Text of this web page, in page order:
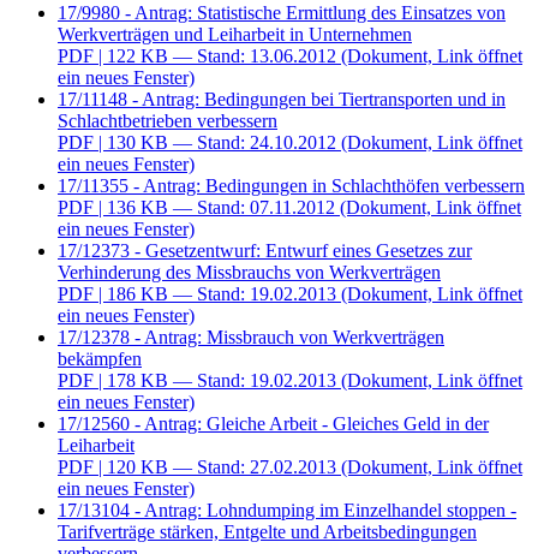
17/9980 - Antrag: Statistische Ermittlung des Einsatzes von
Werkverträgen und Leiharbeit in Unternehmen
PDF | 122 KB — Stand: 13.06.2012 (Dokument, Link öffnet
ein neues Fenster)
17/11148 - Antrag: Bedingungen bei Tiertransporten und in
Schlachtbetrieben verbessern
PDF | 130 KB — Stand: 24.10.2012 (Dokument, Link öffnet
ein neues Fenster)
17/11355 - Antrag: Bedingungen in Schlachthöfen verbessern
PDF | 136 KB — Stand: 07.11.2012 (Dokument, Link öffnet
ein neues Fenster)
17/12373 - Gesetzentwurf: Entwurf eines Gesetzes zur
Verhinderung des Missbrauchs von Werkverträgen
PDF | 186 KB — Stand: 19.02.2013 (Dokument, Link öffnet
ein neues Fenster)
17/12378 - Antrag: Missbrauch von Werkverträgen
bekämpfen
PDF | 178 KB — Stand: 19.02.2013 (Dokument, Link öffnet
ein neues Fenster)
17/12560 - Antrag: Gleiche Arbeit - Gleiches Geld in der
Leiharbeit
PDF | 120 KB — Stand: 27.02.2013 (Dokument, Link öffnet
ein neues Fenster)
17/13104 - Antrag: Lohndumping im Einzelhandel stoppen -
Tarifverträge stärken, Entgelte und Arbeitsbedingungen